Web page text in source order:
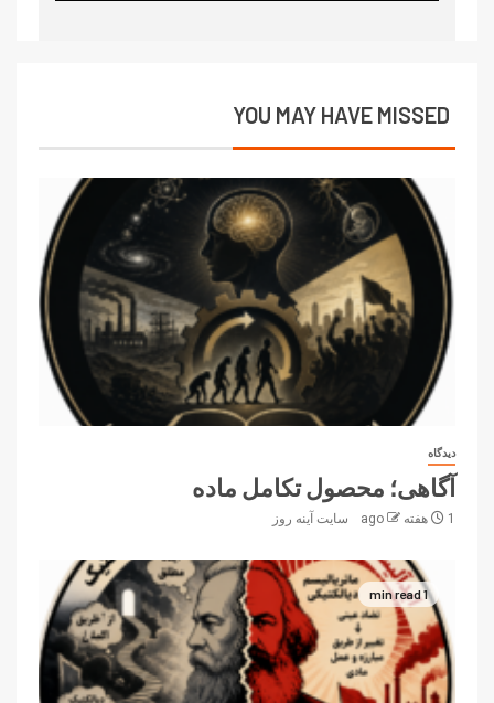
YOU MAY HAVE MISSED
دیدگاه
آگاهی؛ محصول تکامل ماده
1 هفته ago سایت آینه‌ روز
1 min read